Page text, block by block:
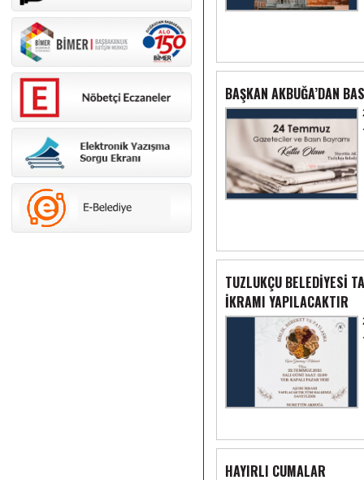
BAŞKAN AKBUĞA’DAN
TUZLUKÇU BELEDİYESİ
İKRAMI YAPILACAKTIR
HAYIRLI CUMALAR